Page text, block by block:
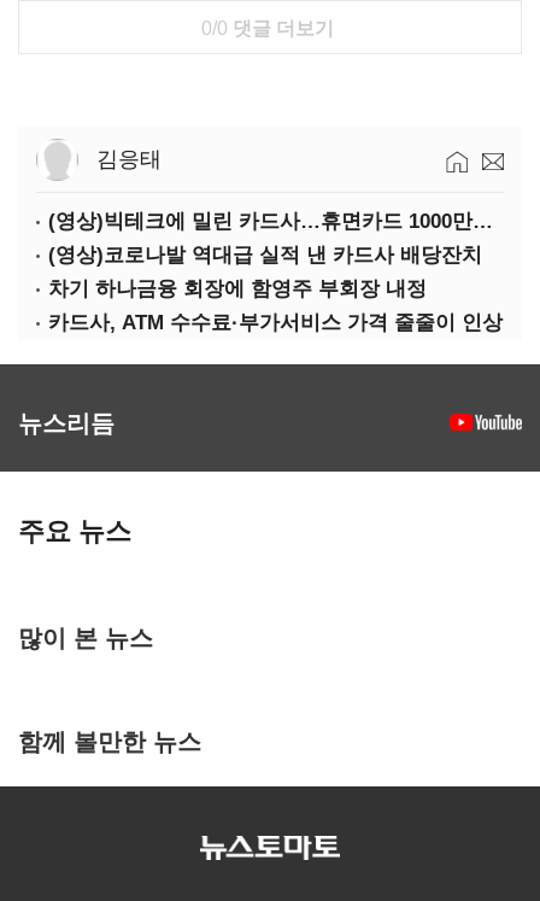
0/0 댓글 더보기
김응태
(영상)빅테크에 밀린 카드사…휴면카드 1000만장 육박
(영상)코로나발 역대급 실적 낸 카드사 배당잔치
차기 하나금융 회장에 함영주 부회장 내정
카드사, ATM 수수료·부가서비스 가격 줄줄이 인상
뉴스리듬
주요 뉴스
많이 본 뉴스
함께 볼만한 뉴스